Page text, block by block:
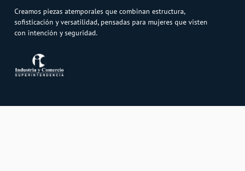
Creamos piezas atemporales que combinan estructura,
sofisticación y versatilidad, pensadas para mujeres que visten
con intención y seguridad.